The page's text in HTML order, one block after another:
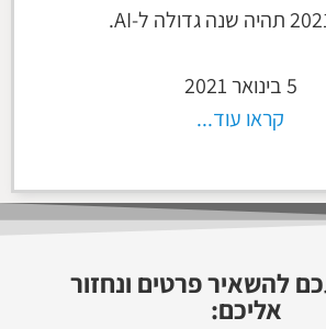
5 בינואר 2021
קראו עוד...
להשאיר פרטים ונחזור
אליכם: